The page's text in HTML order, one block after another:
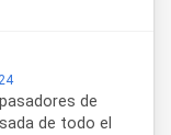
de
de todo el